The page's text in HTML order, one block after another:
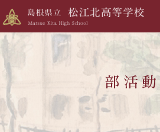
部活動